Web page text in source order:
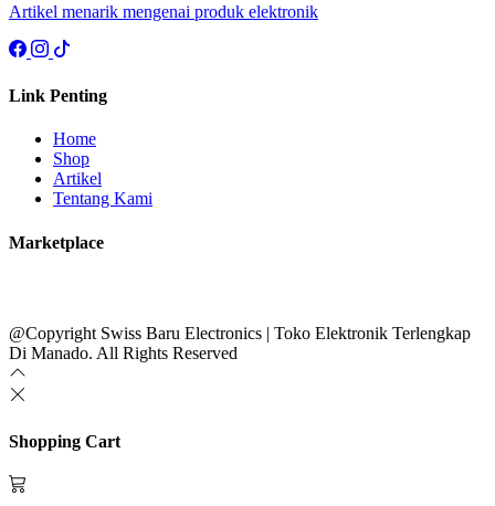
Artikel menarik mengenai produk elektronik
Link Penting
Home
Shop
Artikel
Tentang Kami
Marketplace
@Copyright Swiss Baru Electronics | Toko Elektronik Terlengkap
Di Manado. All Rights Reserved
Shopping Cart